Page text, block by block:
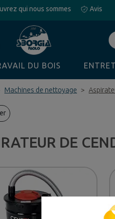
qui nous sommes Avis
DU BOIS
Machines de nettoyage
DE